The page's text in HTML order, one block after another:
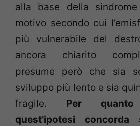
alla base della
motivo secondo cui
più vulnerabile del
ancora chiarito
presume però che sia
sviluppo più lento e sia
fragile. Per quanto
quest’ipotesi